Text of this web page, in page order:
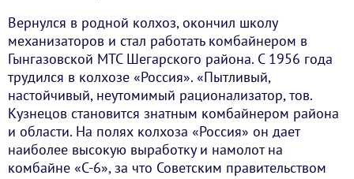
Вернулся в родной колхоз, окончил школу
механизаторов и стал работать комбайнером в
Гынгазовской МТС Шегарского района. С 1956 года
трудился в колхозе «Россия». «Пытливый,
настойчивый, неутомимый рационализатор, тов.
Кузнецов становится знатным комбайнером района
и области. На полях колхоза «Россия» он дает
наиболее высокую выработку и намолот на
комбайне «С-6», за что Советским правительством